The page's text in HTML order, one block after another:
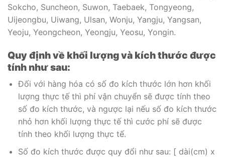
Sokcho, Suncheon, Suwon, Taebaek, Tongyeong,
Uijeongbu, Uiwang, Ulsan, Wonju, Yangju, Yangsan,
Yeoju, Yeongcheon, Yeongju, Yeosu, Yongin.
Quy định về khối lượng và kích thước được
tính như sau:
Đối với hàng hóa có số đo kích thước lớn hơn khối
lượng thực tế thì phí vận chuyển sẽ được tính theo
số đo kích thước, và ngược lại nếu số đo kích thước
nhỏ hơn khối lượng thực tế thì cước phí sẽ được
tính theo khối lượng thực tế.
Số đo kích thước được quy đổi như sau: [ dài(cm) x